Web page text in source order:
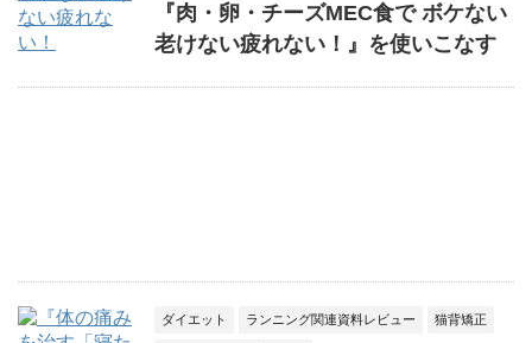
『肉・卵・チーズMEC食で ボケない
老けない疲れない！』を使いこなす
ダイエット ランニング関連資料レビュー 猫背矯正